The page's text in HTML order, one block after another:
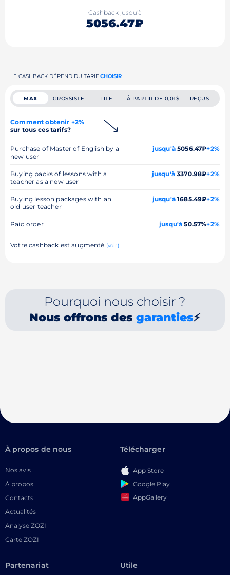
Cashback jusqu'à
5056.47₽
LE CASHBACK DÉPEND DU TARIF CHOISIR
MAX GROSSISTE LITE À PARTIR DE 0,01$ REÇUS
Comment obtenir +2%
sur tous ces tarifs?
Purchase of Master of English by a
new user
jusqu'à5056.47₽+2%
Buying packs of lessons with a
teacher as a new user
jusqu'à3370.98₽+2%
Buying lesson packages with an
old user teacher
jusqu'à1685.49₽+2%
Paid order jusqu'à 50.57%+2%
Votre cashback est augmenté (voir)
Pourquoi nous choisir ?
Nous offrons desgaranties⚡
À propos de nous
Nos avis
À propos
Contacts
Actualités
Analyse ZOZI
Carte ZOZI
Télécharger
App Store
Google Play
AppGallery
Partenariat Utile